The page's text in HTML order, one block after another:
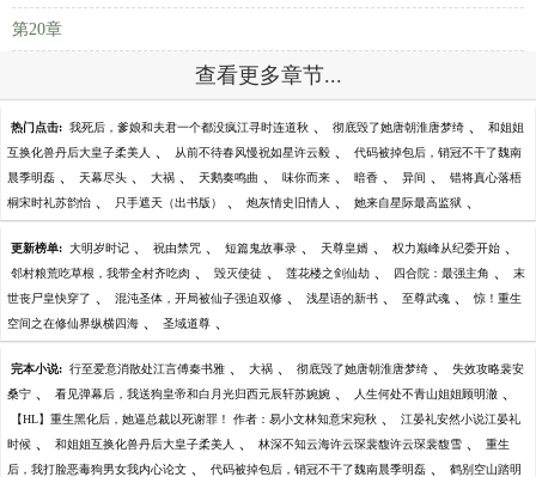
第20章
查看更多章节...
热门点击: 我死后，爹娘和夫君一个都没疯江寻时连道秋 、 彻底毁了她唐朝淮唐梦绮 、 和姐姐
互换化兽丹后大皇子柔美人 、 从前不待春风慢祝如星许云毅 、 代码被掉包后，销冠不干了魏南
晨季明磊 、 天幕尽头 、 大祸 、 天鹅奏鸣曲 、 味你而来 、 暗香 、 异间 、 错将真心落梧
桐宋时礼苏韵怡 、 只手遮天（出书版） 、 炮灰情史旧情人 、 她来自星际最高监狱 、
更新榜单: 大明岁时记 、 祝由禁咒 、 短篇鬼故事录 、 天尊皇婿 、 权力巅峰从纪委开始 、
邻村粮荒吃草根，我带全村齐吃肉 、 毁灭使徒 、 莲花楼之剑仙劫 、 四合院：最强主角 、 末
世丧尸皇快穿了 、 混沌圣体，开局被仙子强迫双修 、 浅星语的新书 、 至尊武魂 、 惊！重生
空间之在修仙界纵横四海 、 圣域道尊 、
完本小说: 行至爱意消散处江言傅秦书雅 、 大祸 、 彻底毁了她唐朝淮唐梦绮 、 失效攻略裴安
桑宁 、 看见弹幕后，我送狗皇帝和白月光归西元辰轩苏婉婉 、 人生何处不青山姐姐顾明澈 、
【HL】重生黑化后，她逼总裁以死谢罪！ 作者：易小文林知意宋宛秋 、 江晏礼安然小说江晏礼
时候 、 和姐姐互换化兽丹后大皇子柔美人 、 林深不知云海许云琛裴馥许云琛裴馥雪 、 重生
后，我打脸恶毒狗男女我内心论文 、 代码被掉包后，销冠不干了魏南晨季明磊 、 鹤别空山踏明